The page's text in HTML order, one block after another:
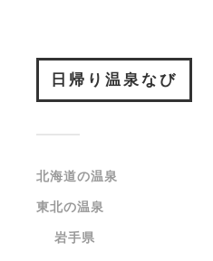
日帰り温泉なび
北海道の温泉
東北の温泉
岩手県